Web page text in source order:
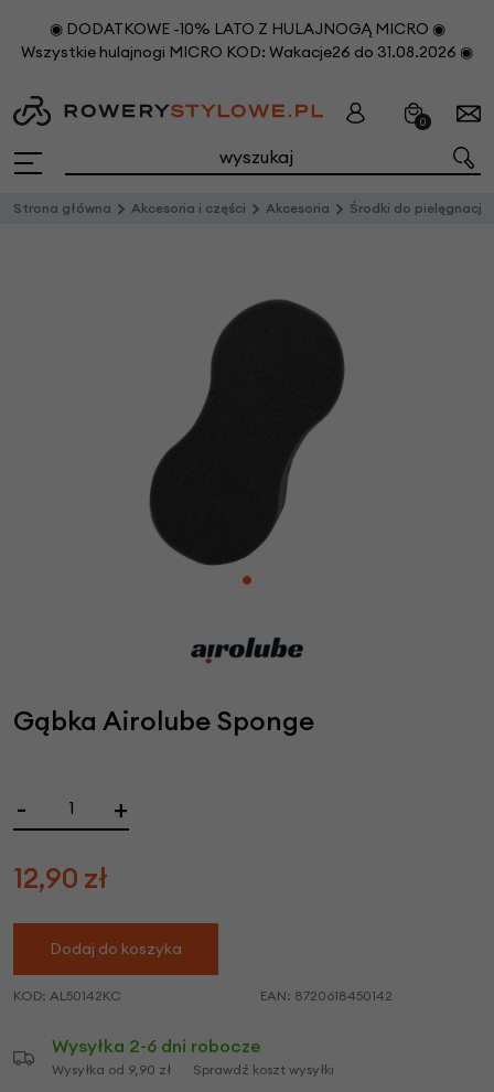
◉ DODATKOWE -10% LATO Z HULAJNOGĄ MICRO ◉
Wszystkie hulajnogi MICRO KOD: Wakacje26 do 31.08.2026 ◉
0
Strona główna Akcesoria i części Akcesoria Środki do pielęgnacji i konserwacji
Gąbka Airolube Sponge
- +
12,90 zł
Dodaj do koszyka
KOD: AL50142KC EAN: 8720618450142
Wysyłka 2-6 dni robocze
Wysyłka od 9,90 zł Sprawdź koszt wysyłki